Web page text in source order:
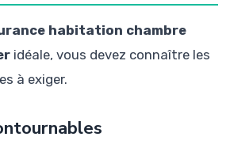
habitation chambre
idéale, vous devez connaître les
à exiger.